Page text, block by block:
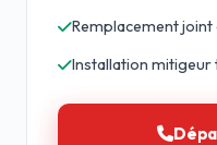
Remplacement
Installation